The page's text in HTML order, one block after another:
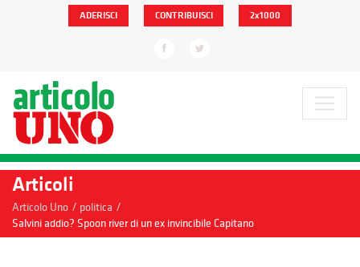
ADERISCI CONTRIBUISCI 2x1000
Articoli
Articolo Uno / politica /
Salvini addio? Spoon river di un ex invincibile Capitano